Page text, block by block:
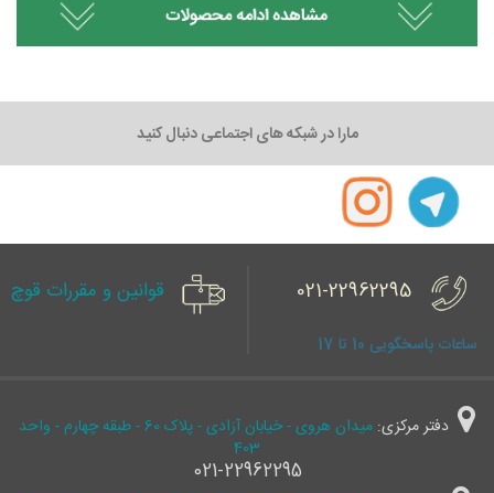
مارا در شبکه های اجتماعی دنبال کنید
021-22962295
ساعات پاسخگویی 10 تا 17
قوانین و مقررات قوچ
دفتر مرکزی:
میدان هروی - خیابان آزادی - پلاک 60 - طبقه چهارم - واحد
403
021-22962295